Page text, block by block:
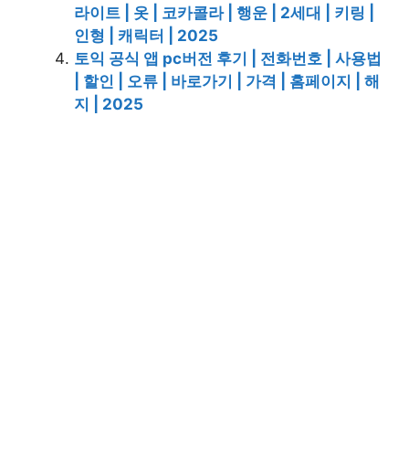
라이트 | 옷 | 코카콜라 | 행운 | 2세대 | 키링 |
인형 | 캐릭터 | 2025
토익 공식 앱 pc버전 후기 | 전화번호 | 사용법
| 할인 | 오류 | 바로가기 | 가격 | 홈페이지 | 해
지 | 2025